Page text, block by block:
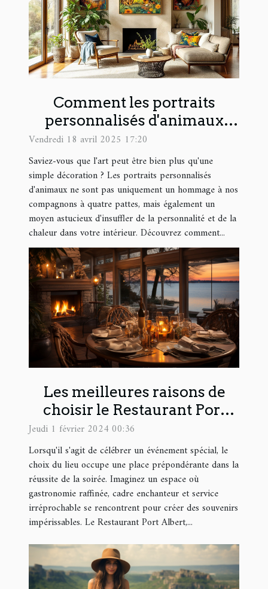
Comment les portraits
personnalisés d'animaux
peuvent transformer votre
intérieur
Vendredi 18 avril 2025 17:20
Saviez-vous que l'art peut être bien plus qu'une
simple décoration ? Les portraits personnalisés
d'animaux ne sont pas uniquement un hommage à nos
compagnons à quatre pattes, mais également un
moyen astucieux d'insuffler de la personnalité et de la
chaleur dans votre intérieur. Découvrez comment...
Les meilleures raisons de
choisir le Restaurant Port
Albert pour un événement
spécial
Jeudi 1 février 2024 00:36
Lorsqu'il s'agit de célébrer un événement spécial, le
choix du lieu occupe une place prépondérante dans la
réussite de la soirée. Imaginez un espace où
gastronomie raffinée, cadre enchanteur et service
irréprochable se rencontrent pour créer des souvenirs
impérissables. Le Restaurant Port Albert,...